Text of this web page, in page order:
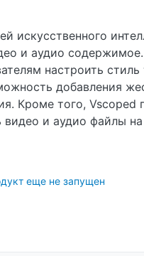
искусственного
и аудио
настроить
добавления
Кроме того, Vscoped
видео и аудио файлы
еще не запущен